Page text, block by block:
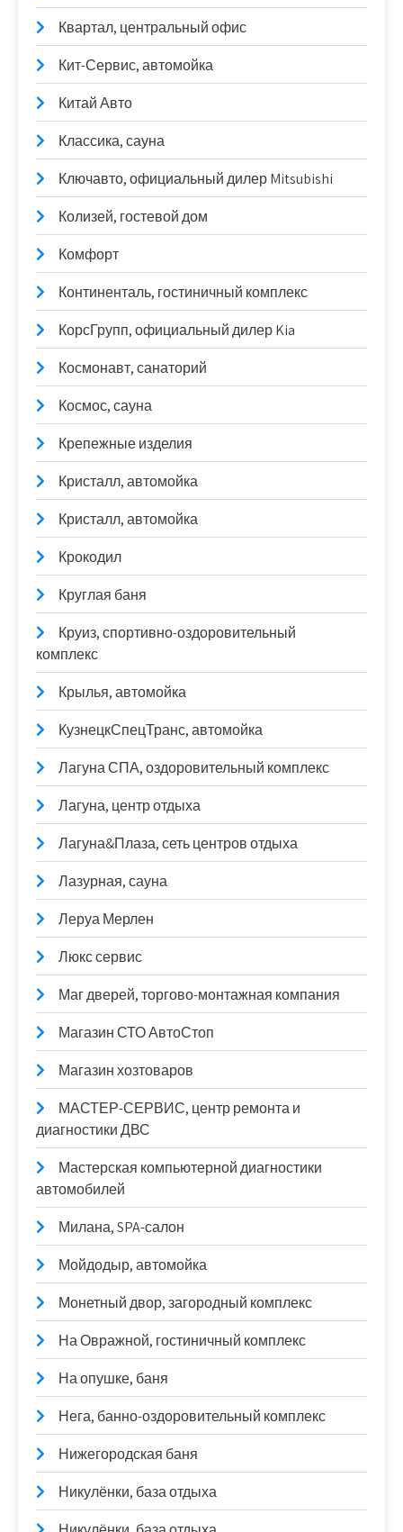
Квартал, центральный офис
Кит-Сервис, автомойка
Китай Авто
Классика, сауна
Ключавто, официальный дилер Mitsubishi
Колизей, гостевой дом
Комфорт
Континенталь, гостиничный комплекс
КорсГрупп, официальный дилер Kia
Космонавт, санаторий
Космос, сауна
Крепежные изделия
Кристалл, автомойка
Кристалл, автомойка
Крокодил
Круглая баня
Круиз, спортивно-оздоровительный
комплекс
Крылья, автомойка
КузнецкСпецТранс, автомойка
Лагуна СПА, оздоровительный комплекс
Лагуна, центр отдыха
Лагуна&Плаза, сеть центров отдыха
Лазурная, сауна
Леруа Мерлен
Люкс сервис
Маг дверей, торгово-монтажная компания
Магазин СТО АвтоСтоп
Магазин хозтоваров
МАСТЕР-СЕРВИС, центр ремонта и
диагностики ДВС
Мастерская компьютерной диагностики
автомобилей
Милана, SPA-салон
Мойдодыр, автомойка
Монетный двор, загородный комплекс
На Овражной, гостиничный комплекс
На опушке, баня
Нега, банно-оздоровительный комплекс
Нижегородская баня
Никулёнки, база отдыха